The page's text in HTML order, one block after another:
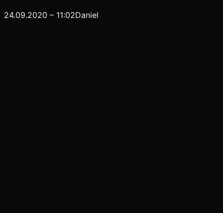
24.09.2020 – 11:02Daniel